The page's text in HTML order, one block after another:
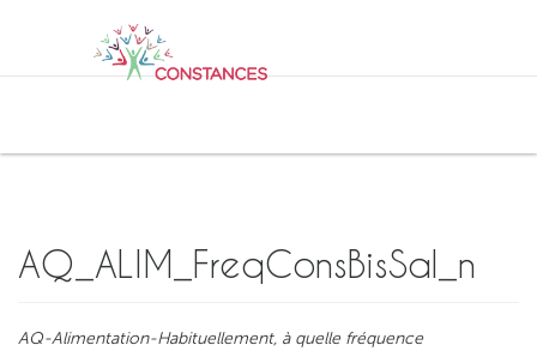
AQUEDUC
AQ_ALIM_FreqConsBisSal_n
AQ-Alimentation-Habituellement, à quelle fréquence